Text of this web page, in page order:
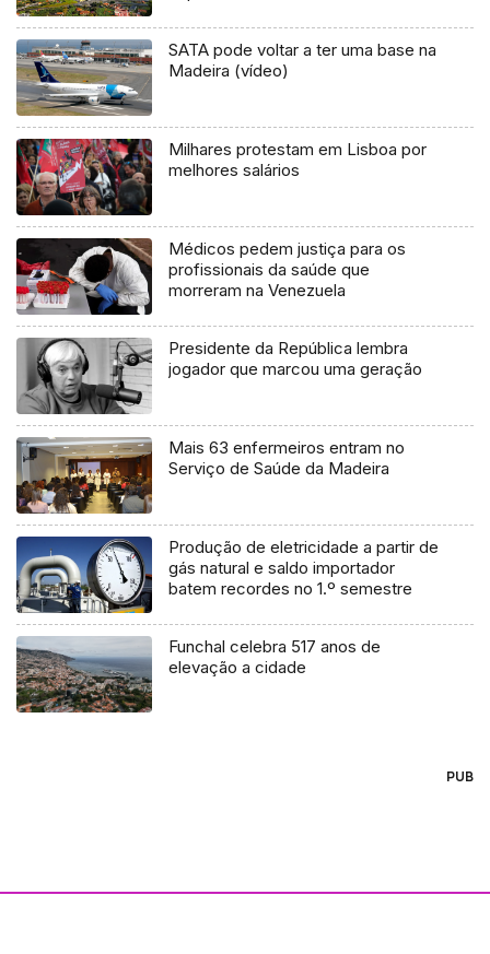
SATA pode voltar a ter uma base na
Madeira (vídeo)
Milhares protestam em Lisboa por
melhores salários
Médicos pedem justiça para os
profissionais da saúde que
morreram na Venezuela
Presidente da República lembra
jogador que marcou uma geração
Mais 63 enfermeiros entram no
Serviço de Saúde da Madeira
Produção de eletricidade a partir de
gás natural e saldo importador
batem recordes no 1.º semestre
Funchal celebra 517 anos de
elevação a cidade
PUB